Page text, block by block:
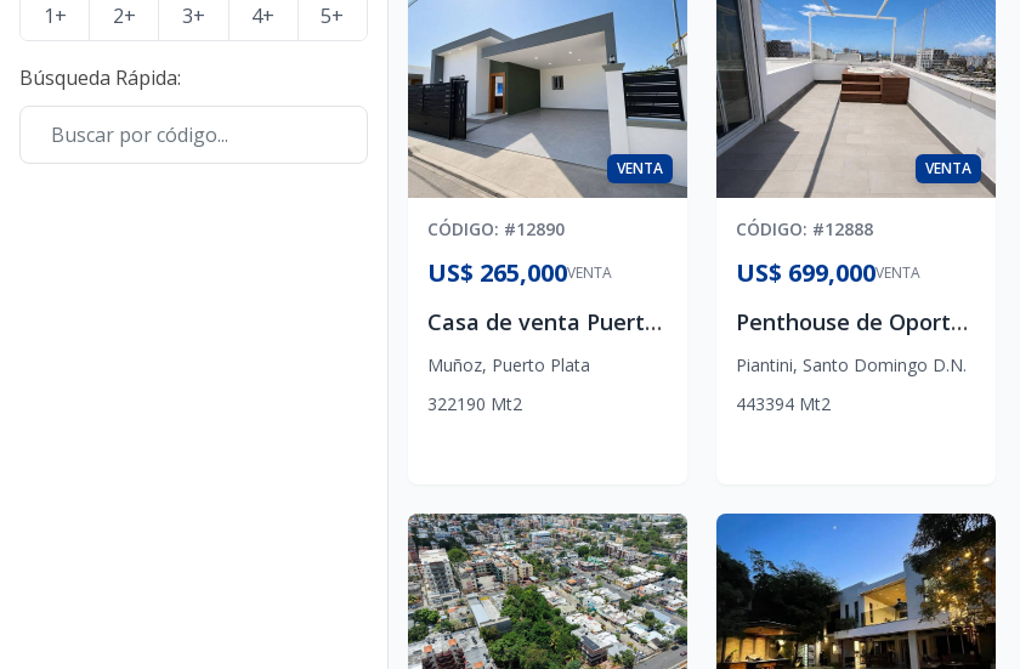
1+ 2+ 3+ 4+ 5+
Búsqueda Rápida:
VENTA
CÓDIGO: #12890
VENTA
US$ 265,000
Casa de venta Puerto Plata a 5 minutos de la Playa
Muñoz, Puerto Plata
322190 Mt2
VENTA
CÓDIGO: #12888
VENTA
US$ 699,000
Penthouse de Oportunidad Piantini, 4 habitaciones, 3 parqueos, terraza privada
Piantini, Santo Domingo D.N.
443394 Mt2